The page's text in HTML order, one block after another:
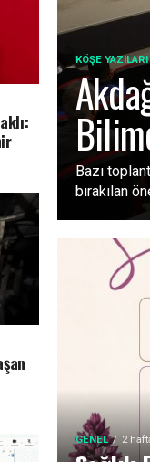
KÖŞE YAZILARI
Bazı
bırakılan
GENEL 2